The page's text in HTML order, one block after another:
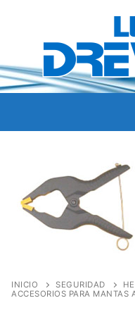
contenido
INICIO SEGURIDAD
ACCESORIOS PARA MANTAS